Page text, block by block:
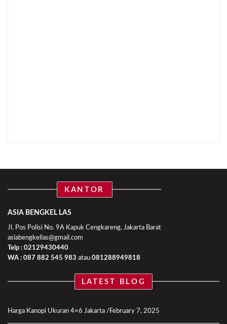
KANTOR
ASIA BENGKEL LAS
Jl. Pos Polisi No. 9A Kapuk Cengkareng, Jakarta Barat
asiabengkellas@gmail.com
Telp : 02129430440
WA : 087 882 545 983 atau 081288949818
LATEST BLOG
Harga Kanopi Ukuran 4×6 Jakarta February 7, 2025